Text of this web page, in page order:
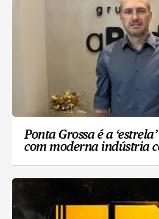
Ponta Grossa é a
com moderna indústria